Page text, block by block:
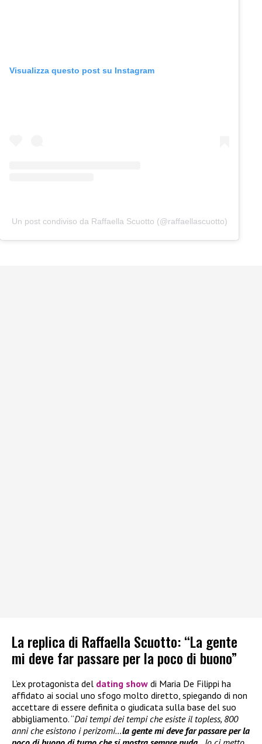
Visualizza questo post su Instagram
Un post condiviso da Raffaella Scuotto (@raffaellascuotto)
La replica di Raffaella Scuotto: “La gente
mi deve far passare per la poco di buono”
L’ex protagonista del dating show di Maria De Filippi ha
affidato ai social uno sfogo molto diretto, spiegando di non
accettare di essere definita o giudicata sulla base del suo
abbigliamento. “Dai tempi dei tempi che esiste il topless, 800
anni che esistono i perizomi…la gente mi deve far passare per la